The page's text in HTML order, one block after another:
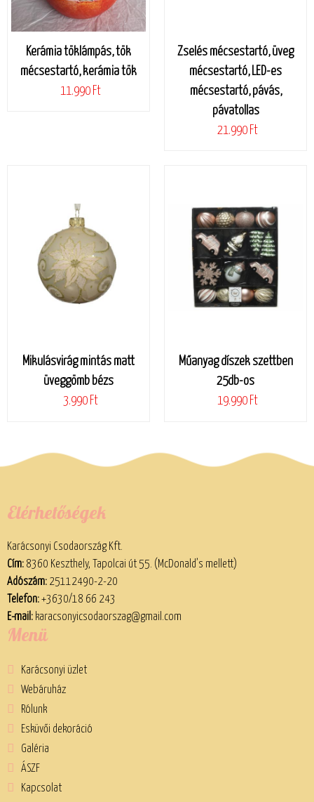
Kerámia töklámpás, tök
mécsestartó, kerámia tök
11.990 Ft
Zselés mécsestartó, üveg
mécsestartó, LED-es
mécsestartó, pávás,
pávatollas
21.990 Ft
Mikulásvirág mintás matt
üveggömb bézs
3.990 Ft
Műanyag díszek szettben
25db-os
19.990 Ft
Elérhetőségek
Karácsonyi Csodaország Kft.
Cím:8360 Keszthely, Tapolcai út 55. (McDonald’s mellett)
Adószám:25112490-2-20
Telefon:+3630/18 66 243
E-mail: karacsonyicsodaorszag@gmail.com
Menü
Karácsonyi üzlet
Webáruház
Rólunk
Esküvői dekoráció
Galéria
ÁSZF
Kapcsolat